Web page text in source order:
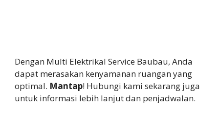
Dengan Multi Elektrikal Service Baubau, Anda
dapat merasakan kenyamanan ruangan yang
optimal. Mantap! Hubungi kami sekarang juga
untuk informasi lebih lanjut dan penjadwalan.